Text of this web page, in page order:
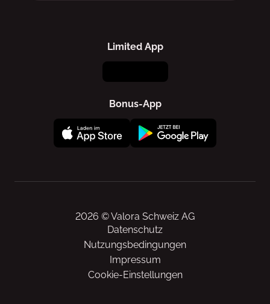
Limited App
Bonus-App
2026 © Valora Schweiz AG
Datenschutz
Nutzungsbedingungen
Impressum
Cookie-Einstellungen